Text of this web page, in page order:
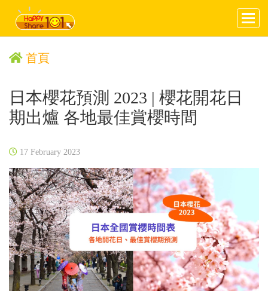
首頁
日本櫻花預測 2023 | 櫻花開花日
期出爐 各地最佳賞櫻時間
17 February 2023